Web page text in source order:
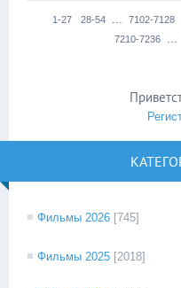
1-27 28-54 ... 7102-7128
7210-7236
...
Фильмы 2026 [745]
Фильмы 2025 [2018]